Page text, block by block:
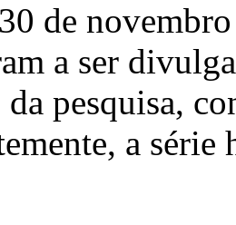
de
a ser
da pesquisa,
a